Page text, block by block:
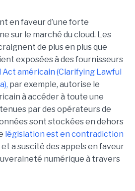
en faveur d’une forte
sur le marché du cloud. Les
de plus en plus que
exposées à des fournisseurs
Act américain (Clarifying Lawful
par exemple, autorise le
à accéder à toute une
par des opérateurs de
sont stockées en dehors
législation est en contradiction
et a suscité des appels en faveur
numérique à travers